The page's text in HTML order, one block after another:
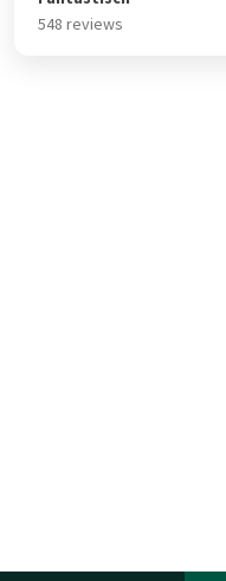
een traditioneel
kaart Luikse balletjes.
548 reviews